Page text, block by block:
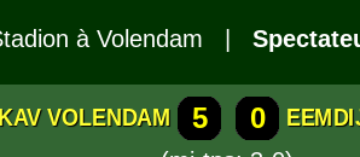
à Volendam |
VOLENDAM 5 0